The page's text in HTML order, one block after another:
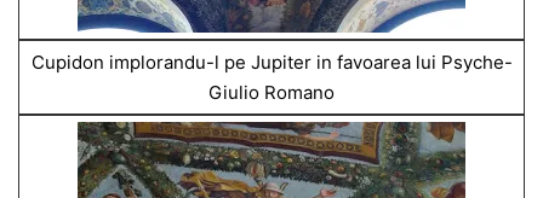
Cupidon implorandu-l pe Jupiter in favoarea lui Psyche-
Giulio Romano